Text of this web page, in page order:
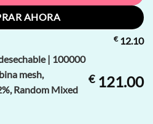
AHORA
€12.10
| 100000
mesh,
Random Mixed
€121.00